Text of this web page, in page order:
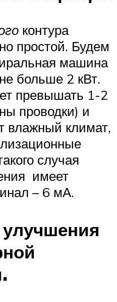
контура
простой. Будем
машина
больше 2 кВт.
превышать 1-2
проводки) и
влажный климат,
случая
имеет
– 6 мА.